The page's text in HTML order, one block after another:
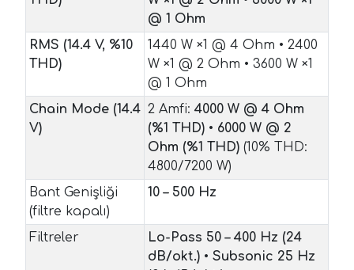
@ 1 Ohm
RMS (14.4 V, %10
THD)
1440 W ×1 @ 4 Ohm • 2400
W ×1 @ 2 Ohm • 3600 W ×1
@ 1 Ohm
Chain Mode (14.4
V)
2 Amfi: 4000 W @ 4 Ohm
(%1 THD) • 6000 W @ 2
Ohm (%1 THD) (10% THD:
4800/7200 W)
Bant Genişliği
(filtre kapalı)
10 – 500 Hz
Filtreler
Lo-Pass 50 – 400 Hz (24
dB/okt.) • Subsonic 25 Hz